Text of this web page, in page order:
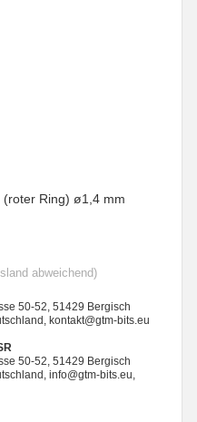
Ring) ø1,4 mm
abweichend)
50-52, 51429 Bergisch
kontakt@gtm-bits.eu
50-52, 51429 Bergisch
info@gtm-bits.eu,